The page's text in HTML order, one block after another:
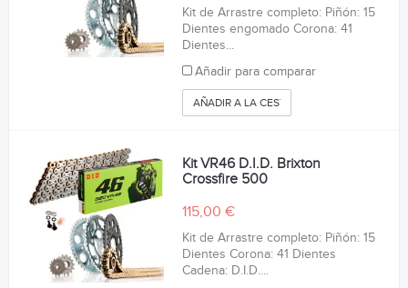
Kit de Arrastre completo: Piñón: 15
Dientes engomado Corona: 41
Dientes...
Añadir para comparar
AÑADIR A LA CESTA
Kit VR46 D.I.D. Brixton
Crossfire 500
115,00 €
Kit de Arrastre completo: Piñón: 15
Dientes Corona: 41 Dientes
Cadena: D.I.D....